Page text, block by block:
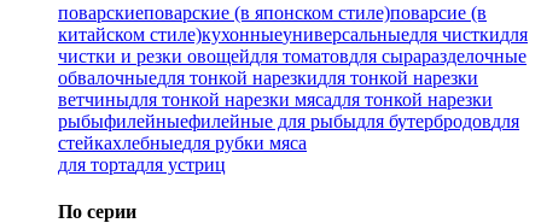
поварскиеповарские (в японском стиле)поварсие (в
китайском стиле)кухонныеуниверсальныедля чисткидля
чистки и резки овощейдля томатовдля сыраразделочные
обвалочныедля тонкой нарезкидля тонкой нарезки
ветчиныдля тонкой нарезки мясадля тонкой нарезки
рыбыфилейныефилейные для рыбыдля бутербродовдля
стейкахлебныедля рубки мяса
для тортадля устриц
По серии